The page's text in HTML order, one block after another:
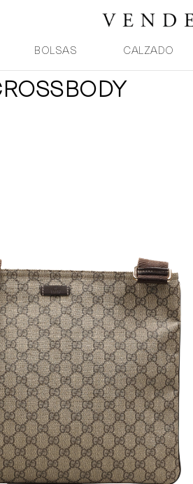
BOLSAS CALZADO